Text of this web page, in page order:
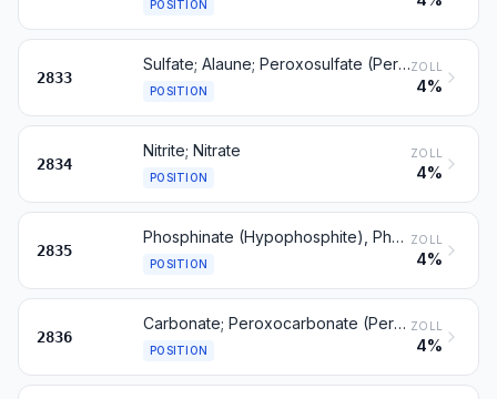
POSITION
2833
Sulfate; Alaune; Peroxosulfate (Persulfate)
POSITION
ZOLL
4%
2834
Nitrite; Nitrate
POSITION
ZOLL
4%
2835
Phosphinate (Hypophosphite), Phosphonate (Phosphite) und Phosphate; Polyphosphate, auch chemisch nicht einheitlich
POSITION
ZOLL
4%
2836
Carbonate; Peroxocarbonate (Percarbonate); handelsübliches Ammoniumcarbonat, Ammoniumcarbamat enthaltend
POSITION
ZOLL
4%